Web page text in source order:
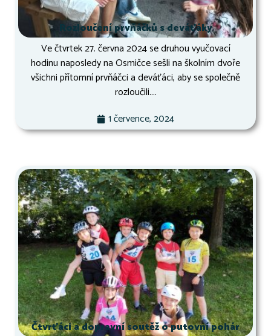
Rozloučení prvňáčků s deváťáky
Ve čtvrtek 27. června 2024 se druhou vyučovací
hodinu naposledy na Osmičce sešli na školním dvoře
všichni přítomní prvňáčci a deváťáci, aby se společně
rozloučili....
1 července, 2024
Čtvrťáci a dopravní soutěž o putovní pohár